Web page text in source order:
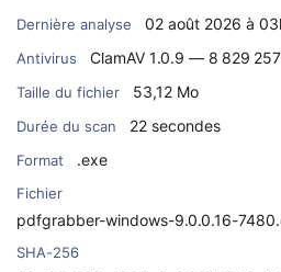
Dernière analyse 02 août 2026 à
Antivirus ClamAV 1.0.9 — 8 829
Taille du fichier 53,12 Mo
Durée du scan 22 secondes
Format .exe
Fichier
pdfgrabber-windows-9.0.0.16-
SHA-256